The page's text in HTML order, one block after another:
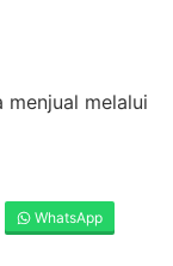
melalui
WhatsApp